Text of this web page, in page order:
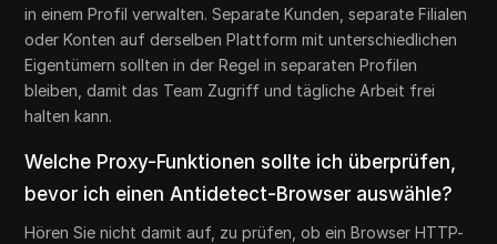
in einem Profil verwalten. Separate Kunden, separate Filialen
oder Konten auf derselben Plattform mit unterschiedlichen
Eigentümern sollten in der Regel in separaten Profilen
bleiben, damit das Team Zugriff und tägliche Arbeit frei
halten kann.
Welche Proxy-Funktionen sollte ich überprüfen,
bevor ich einen Antidetect-Browser auswähle?
Hören Sie nicht damit auf, zu prüfen, ob ein Browser HTTP-